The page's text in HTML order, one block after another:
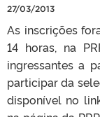
27/03/2013
As inscrições
14 horas, na
ingressantes a
participar da
disponível no